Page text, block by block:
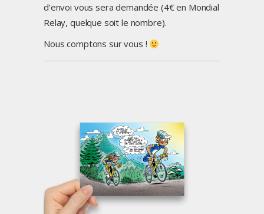
d’envoi vous sera demandée (4€ en Mondial
Relay, quelque soit le nombre).
Nous comptons sur vous !